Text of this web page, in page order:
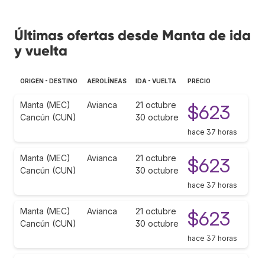
Últimas ofertas desde Manta de ida
y vuelta
ORIGEN - DESTINO AEROLÍNEAS IDA - VUELTA PRECIO
Manta (MEC)
Cancún (CUN)
Avianca
21 octubre
30 octubre
$623
hace 37 horas
Manta (MEC)
Cancún (CUN)
Avianca
21 octubre
30 octubre
$623
hace 37 horas
Manta (MEC)
Cancún (CUN)
Avianca
21 octubre
30 octubre
$623
hace 37 horas